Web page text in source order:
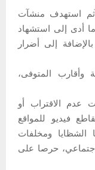
استهدف منشآت
ما أدى إلى استشهاد
إلى أضرار
وأقارب المتوفى،
عدم الاقتراب أو
فيديو للمواقع
الشظايا ومخلفات
حرصا على